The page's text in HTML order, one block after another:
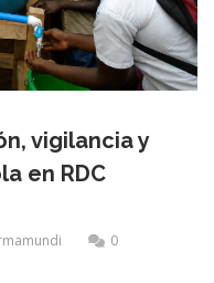
vigilancia y
en RDC
0